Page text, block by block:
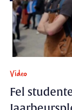
Video
Fel